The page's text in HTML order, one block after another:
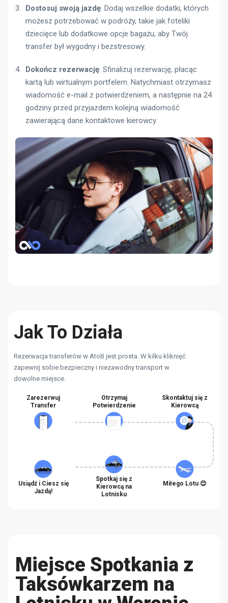
Dostosuj swoją jazdę: Dodaj wszelkie dodatki, których
możesz potrzebować w podróży, takie jak foteliki
dziecięce lub dodatkowe opcje bagażu, aby Twój
transfer był wygodny i bezstresowy.
Dokończ rezerwację: Sfinalizuj rezerwację, płacąc
kartą lub wirtualnym portfelem. Natychmiast otrzymasz
wiadomość e-mail z potwierdzeniem, a następnie na 24
godziny przed przyjazdem kolejną wiadomość
zawierającą dane kontaktowe kierowcy.
Jak To Działa
Rezerwacja transferów w AtoB jest prosta. W kilku kliknięć
zapewnij sobie bezpieczny i niezawodny transport w
dowolne miejsce.
Zarezerwuj
Transfer
Otrzymaj
Potwierdzenie
Skontaktuj się z
Kierowcą
Usiądź i Ciesz się
Jazdą!
Spotkaj się z
Kierowcą na
Lotnisku
Miłego Lotu 😊
Miejsce Spotkania z
Taksówkarzem na